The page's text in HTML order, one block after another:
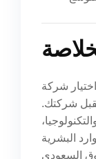
اختيار شركة HR Outsourcing ليس قرارًا بسيطًا،
شركتك.
البشرية